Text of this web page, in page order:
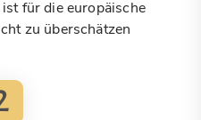
für die europäische
zu überschätzen